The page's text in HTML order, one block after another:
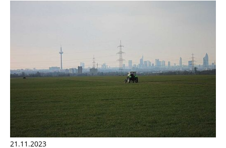
21.11.2023